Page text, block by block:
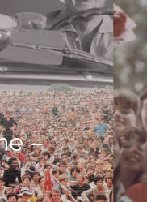
–